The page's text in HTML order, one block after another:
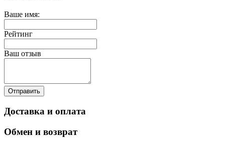
Ваше имя:
Рейтинг
Ваш отзыв
Отправить
Доставка и оплата
Обмен и возврат